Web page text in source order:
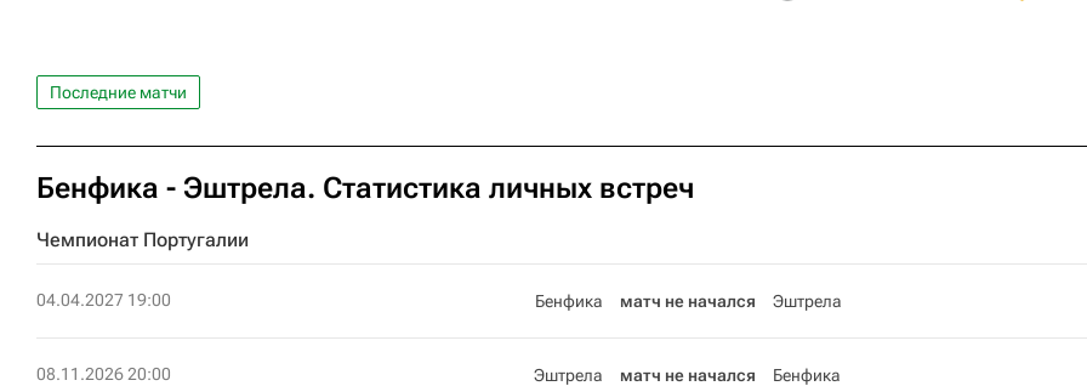
Последние матчи
Бенфика - Эштрела. Статистика личных встреч
Чемпионат Португалии
04.04.2027 19:00 Бенфика матч не начался Эштрела
08.11.2026 20:00 Эштрела матч не начался Бенфика